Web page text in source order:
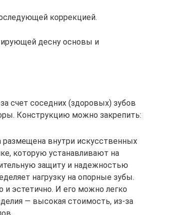
коррекцией.
десну основы и
счет соседних (здоровых) зубов
Конструкцию можно закрепить:
внутри искусственных
которую устанавливают на
защиту и надежностью
нагрузку на опорные зубы.
и эстетично. И его можно легко
— высокая стоимость, из-за